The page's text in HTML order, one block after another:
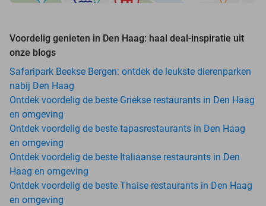
Voordelig genieten in Den Haag: haal deal-inspiratie uit
onze blogs
Safaripark Beekse Bergen: ontdek de leukste dierenparken
nabij Den Haag
Ontdek voordelig de beste Griekse restaurants in Den Haag
en omgeving
Ontdek voordelig de beste tapasrestaurants in Den Haag
en omgeving
Ontdek voordelig de beste Italiaanse restaurants in Den
Haag en omgeving
Ontdek voordelig de beste Thaise restaurants in Den Haag
en omgeving